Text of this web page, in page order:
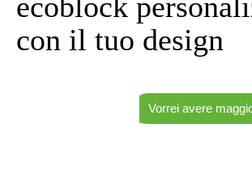
con il tuo design
Vorrei avere